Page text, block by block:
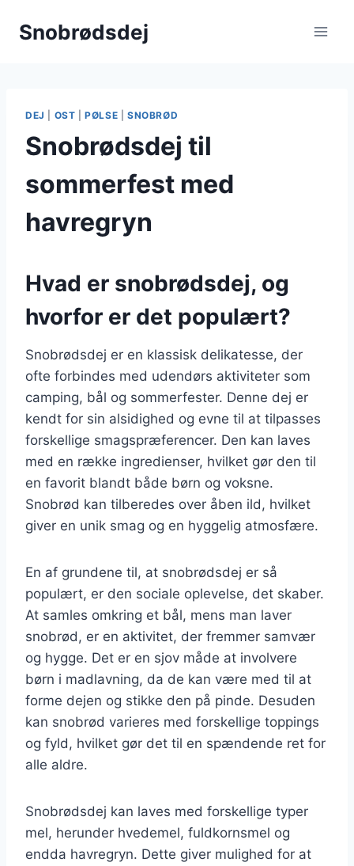
Snobrødsdej
DEJ OST |PØLSE SNOBRØD
Snobrødsdej til
sommerfest med
havregryn
Hvad er snobrødsdej, og
hvorfor er det populært?
Snobrødsdej er en klassisk delikatesse, der
ofte forbindes med udendørs aktiviteter som
camping, bål og sommerfester. Denne dej er
kendt for sin alsidighed og evne til at tilpasses
forskellige smagspræferencer. Den kan laves
med en række ingredienser, hvilket gør den til
en favorit blandt både børn og voksne.
Snobrød kan tilberedes over åben ild, hvilket
giver en unik smag og en hyggelig atmosfære.
En af grundene til, at snobrødsdej er så
populært, er den sociale oplevelse, det skaber.
At samles omkring et bål, mens man laver
snobrød, er en aktivitet, der fremmer samvær
og hygge. Det er en sjov måde at involvere
børn i madlavning, da de kan være med til at
forme dejen og stikke den på pinde. Desuden
kan snobrød varieres med forskellige toppings
og fyld, hvilket gør det til en spændende ret for
alle aldre.
Snobrødsdej kan laves med forskellige typer
mel, herunder hvedemel, fuldkornsmel og
endda havregryn. Dette giver mulighed for at